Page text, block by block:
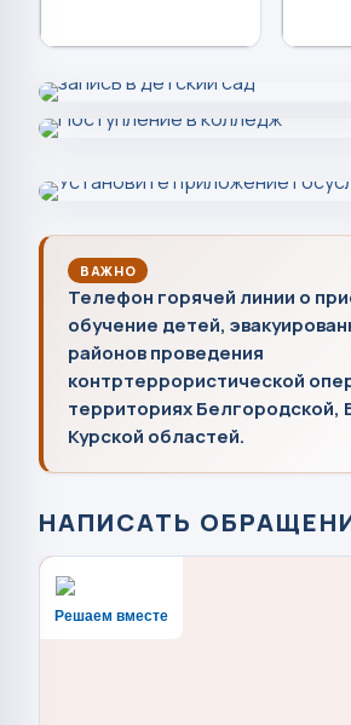
ВАЖНО
Телефон горячей линии о
обучение детей,
районов проведения
контртеррористической
территориях Белгородской,
Курской областей.
НАПИСАТЬ
Решаем вместе